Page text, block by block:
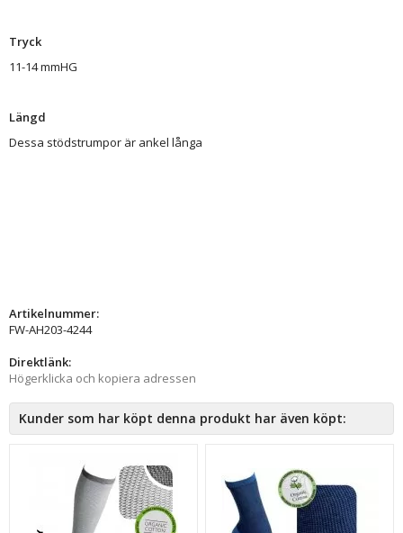
Tryck
11-14 mmHG
Längd
Dessa stödstrumpor är ankel långa
Artikelnummer:
FW-AH203-4244
Direktlänk:
Högerklicka och kopiera adressen
Kunder som har köpt denna produkt har även köpt: